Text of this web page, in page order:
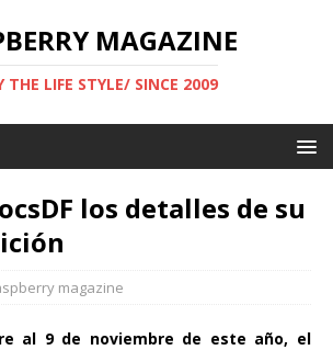
MAGAZINE
THE LIFE STYLE/ SINCE 2009
los detalles de su
magazine
al 9 de noviembre de este año, el